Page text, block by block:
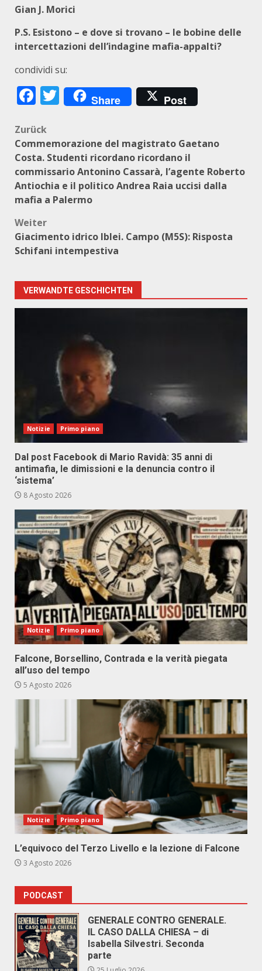
Gian J. Morici
P.S. Esistono – e dove si trovano – le bobine delle
intercettazioni dell’indagine mafia-appalti?
condividi su:
Facebook
Twitter
Share Post
Beitragsnavigation
Zurück
Commemorazione del magistrato Gaetano
Costa. Studenti ricordano ricordano il
commissario Antonino Cassarà, l’agente Roberto
Antiochia e il politico Andrea Raia uccisi dalla
mafia a Palermo
Weiter
Giacimento idrico Iblei. Campo (M5S): Risposta
Schifani intempestiva
VERWANDTE GESCHICHTEN
Notizie Primo piano
Dal post Facebook di Mario Ravidà: 35 anni di
antimafia, le dimissioni e la denuncia contro il
‘sistema’
8 Agosto 2026
Notizie Primo piano
Falcone, Borsellino, Contrada e la verità piegata
all’uso del tempo
5 Agosto 2026
Notizie Primo piano
L’equivoco del Terzo Livello e la lezione di Falcone
3 Agosto 2026
PODCAST
GENERALE CONTRO GENERALE.
IL CASO DALLA CHIESA – di
Isabella Silvestri. Seconda
parte